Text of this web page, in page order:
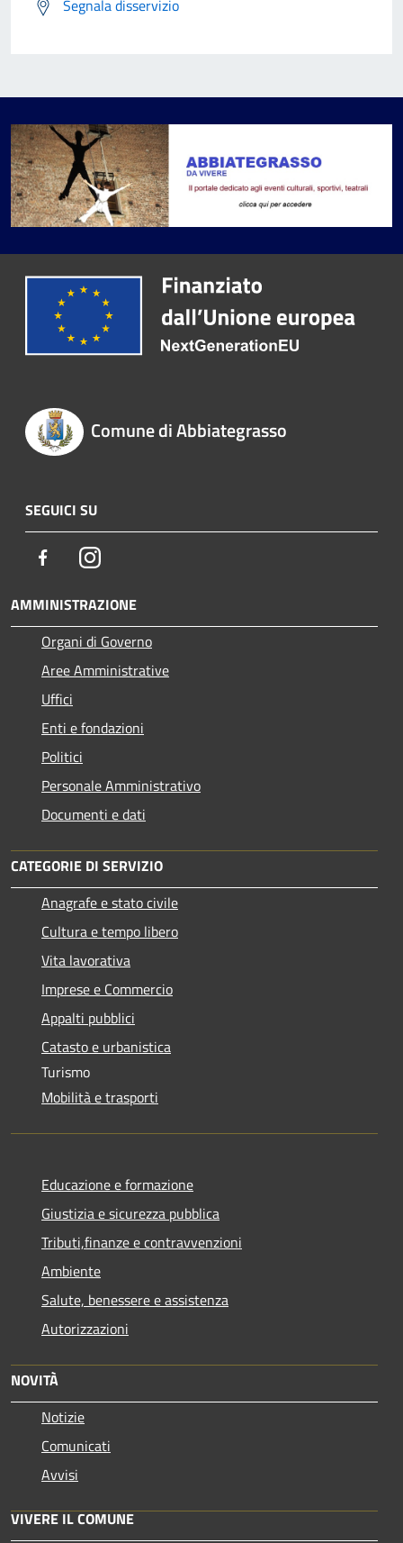
Segnala disservizio
Comune di Abbiategrasso
SEGUICI SU
FacebookInstagram
AMMINISTRAZIONE
Organi di Governo
Aree Amministrative
Uffici
Enti e fondazioni
Politici
Personale Amministrativo
Documenti e dati
CATEGORIE DI SERVIZIO
Anagrafe e stato civile
Cultura e tempo libero
Vita lavorativa
Imprese e Commercio
Appalti pubblici
Catasto e urbanistica
Turismo
Mobilità e trasporti
Educazione e formazione
Giustizia e sicurezza pubblica
Tributi,finanze e contravvenzioni
Ambiente
Salute, benessere e assistenza
Autorizzazioni
NOVITÀ
Notizie
Comunicati
Avvisi
VIVERE IL COMUNE